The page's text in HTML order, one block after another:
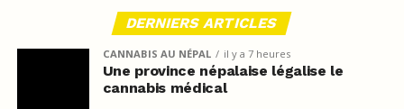
DERNIERS ARTICLES
CANNABIS AU NÉPAL il y a 7 heures
Une province népalaise légalise le
cannabis médical